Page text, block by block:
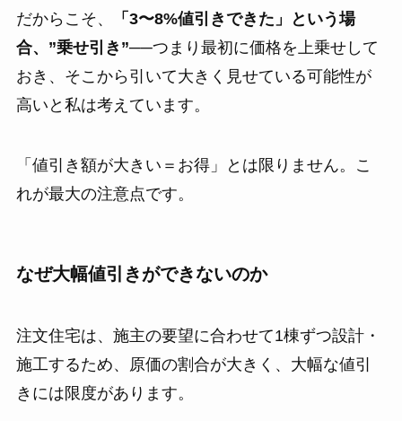
だからこそ、
「3〜8%値引きできた」という場
合、”乗せ引き”──つまり最初に価格を上乗せして
おき、そこから引いて大きく見せている可能性が
高いと私は考えています。
「値引き額が大きい＝お得」とは限りません。こ
れが最大の注意点です。
なぜ大幅値引きができないのか
注文住宅は、施主の要望に合わせて1棟ずつ設計・
施工するため、原価の割合が大きく、大幅な値引
きには限度があります。